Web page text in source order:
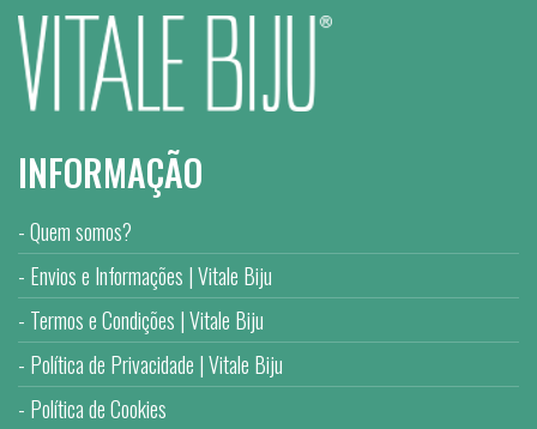
INFORMAÇÃO
Quem somos?
Envios e Informações | Vitale Biju
Termos e Condições | Vitale Biju
Política de Privacidade | Vitale Biju
Política de Cookies